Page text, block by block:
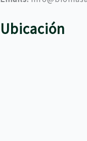
Ubicación